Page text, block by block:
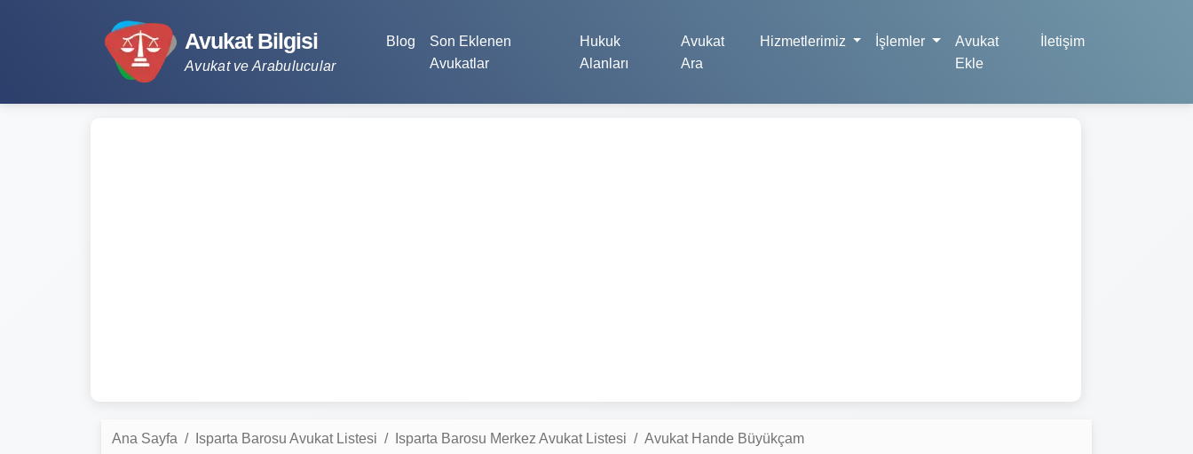
Avukat Bilgisi
Avukat ve Arabulucular
Blog
Son Eklenen
Avukatlar
Hukuk
Alanları
Avukat
Ara
Hizmetlerimiz İşlemler
Avukat
Ekle
İletişim
Ana Sayfa Isparta Barosu Avukat Listesi Isparta Barosu Merkez Avukat Listesi Avukat Hande Büyükçam